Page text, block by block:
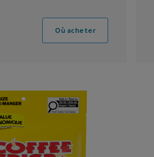
Où acheter